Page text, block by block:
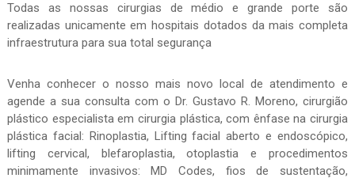
Todas as nossas cirurgias de médio e grande porte são
realizadas unicamente em hospitais dotados da mais completa
infraestrutura para sua total segurança
Venha conhecer o nosso mais novo local de atendimento e
agende a sua consulta com o Dr. Gustavo R. Moreno, cirurgião
plástico especialista em cirurgia plástica, com ênfase na cirurgia
plástica facial: Rinoplastia, Lifting facial aberto e endoscópico,
lifting cervical, blefaroplastia, otoplastia e procedimentos
minimamente invasivos: MD Codes, fios de sustentação,